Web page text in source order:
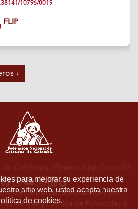
10796/0019
FLIP
para mejorar su experiencia de
sitio web, usted acepta nuestra
de cookies.
de Cafeteros | Powered by: Cenicafé
este portal, aceptas nuestros
de usoyPolítica de Privacidad y